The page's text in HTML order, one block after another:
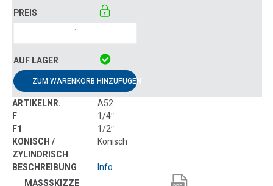
ZUM WARENKORB HINZUFÜGEN
A52
1/4″
1/2″
Konisch
Info